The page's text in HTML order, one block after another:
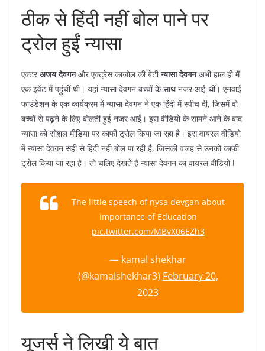
ठीक से हिंदी नहीं बोल पाने पर
ट्रोल हुईं न्यासा
एक्टरअजय देवगनऔर एक्ट्रेस काजोल की बेटीन्यासा देवगनअभी हाल ही में
एक इवेंट में पहुंचीं थी। यहां न्यासा देवगन बच्चों के साथ नजर आई थीं। एनवाई
फाउंडेशन के एक कार्यक्रम में न्यासा देवगन ने एक हिंदी में स्पीच दी, जिसमें वो
बच्चों से पढ़ने के लिए बोलती हुई नजर आईं। इस वीडियो के सामने आने के बाद
न्यासा को सोशल मीडिया पर काफी ट्रोल किया जा रहा है। इस वायरल वीडियो
में न्यासा देवगन सही से हिंदी नहीं बोल पा रही है, जिसकी वजह से उनको काफी
ट्रोल किया जा रहा है। तो चलिए देखते है न्यासा देवगन का वायरल वीडियो l
The little speech of nysa devgan about
importance of Education
pic.twitter.com/MBvX06EZh3
— kamal shekhar
(@kamalshekhar3) February 20,
2023
यूजर्स ने लिखी ये बात